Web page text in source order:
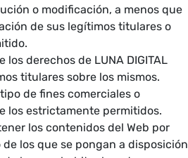
o modificación, a menos que
de sus legítimos titulares o
derechos de LUNA DIGITAL
titulares sobre los mismos.
de fines comerciales o
los estrictamente permitidos.
los contenidos del Web por
los que se pongan a disposición